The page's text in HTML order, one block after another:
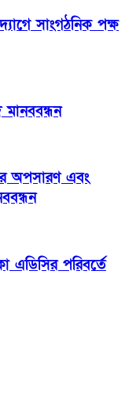
সাংগঠনিক পক্ষ
মানববন্ধন
অপসারণ এবং
এডিসির পরিবর্তে